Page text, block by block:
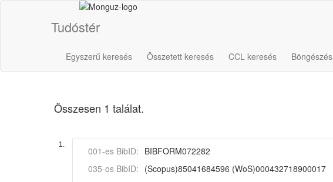
Tudóstér
Egyszerű keresés Összetett keresés CCL keresés Böngészés
Összesen 1 találat.
1.
001-es BibID: BIBFORM072282
035-os BibID: (Scopus)85041684596 (WoS)000432718900017